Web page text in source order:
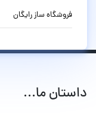
فروشگاه ساز رایگان
داستان ما...